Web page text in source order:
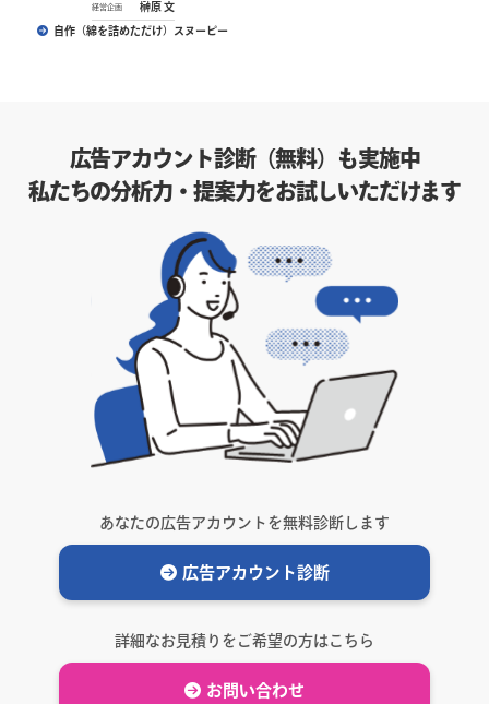
経営企画 榊原 文
自作（綿を詰めただけ）スヌーピー
広告アカウント診断（無料）も実施中
私たちの分析力・提案力をお試しいただけます
あなたの広告アカウントを無料診断します
広告アカウント診断
詳細なお見積りをご希望の方はこちら
お問い合わせ